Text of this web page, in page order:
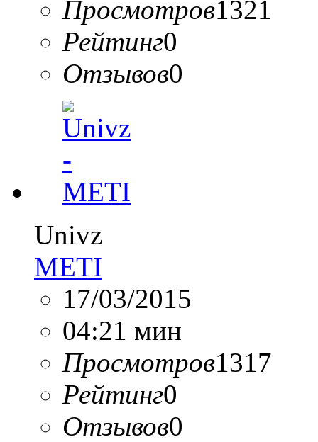
Просмотров1321
Рейтинг0
Отзывов0
Univz
METI
17/03/2015
04:21 мин
Просмотров1317
Рейтинг0
Отзывов0